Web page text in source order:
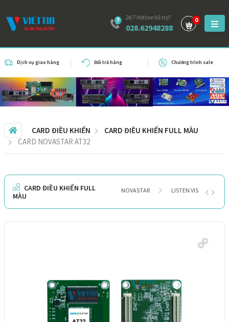
24/7 Hotline hỗ trợ?
028.62948288
0
Dịch vụ giao hàng Đổi trả hàng Chương trình sale
CARD ĐIỀU KHIỂN
CARD ĐIỀU KHIỂN FULL MÀU
CARD NOVASTAR AT32
CARD ĐIỀU KHIỂN FULL
MÀU
NOVASTAR LISTEN VISION